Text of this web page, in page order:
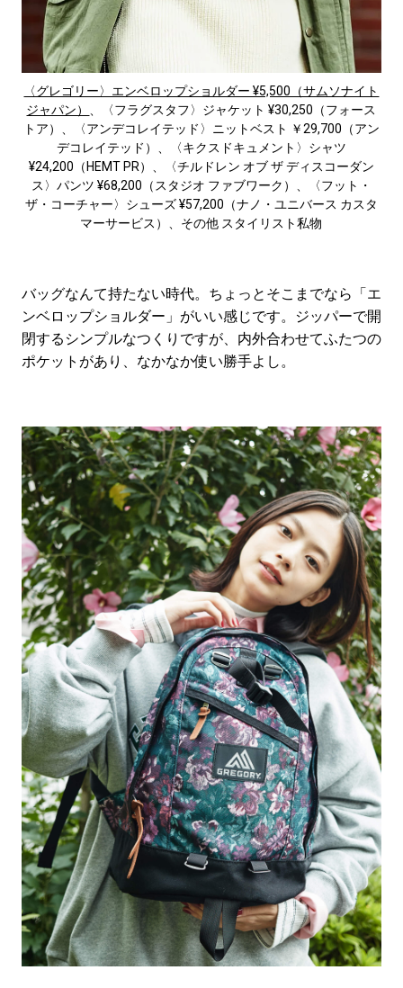
〈グレゴリー〉エンベロップショルダー ¥5,500（サムソナイト
ジャパン）
、〈フラグスタフ〉ジャケット ¥30,250（フォース
トア）、〈アンデコレイテッド〉ニットベスト ￥29,700（アン
デコレイテッド）、〈キクスドキュメント〉シャツ
¥24,200（HEMT PR）、〈チルドレン オブ ザ ディスコーダン
ス〉パンツ ¥68,200（スタジオ ファブワーク）、〈フット・
ザ・コーチャー〉シューズ ¥57,200（ナノ・ユニバース カスタ
マーサービス）、その他 スタイリスト私物
バッグなんて持たない時代。ちょっとそこまでなら「エ
ンベロップショルダー」がいい感じです。ジッパーで開
閉するシンプルなつくりですが、内外合わせてふたつの
ポケットがあり、なかなか使い勝手よし。